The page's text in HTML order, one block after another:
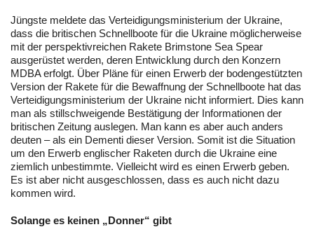
Jüngste meldete das Verteidigungsministerium der Ukraine,
dass die britischen Schnellboote für die Ukraine möglicherweise
mit der perspektivreichen Rakete Brimstone Sea Spear
ausgerüstet werden, deren Entwicklung durch den Konzern
MDBA erfolgt. Über Pläne für einen Erwerb der bodengestützten
Version der Rakete für die Bewaffnung der Schnellboote hat das
Verteidigungsministerium der Ukraine nicht informiert. Dies kann
man als stillschweigende Bestätigung der Informationen der
britischen Zeitung auslegen. Man kann es aber auch anders
deuten – als ein Dementi dieser Version. Somit ist die Situation
um den Erwerb englischer Raketen durch die Ukraine eine
ziemlich unbestimmte. Vielleicht wird es einen Erwerb geben.
Es ist aber nicht ausgeschlossen, dass es auch nicht dazu
kommen wird.
Solange es keinen „Donner“ gibt